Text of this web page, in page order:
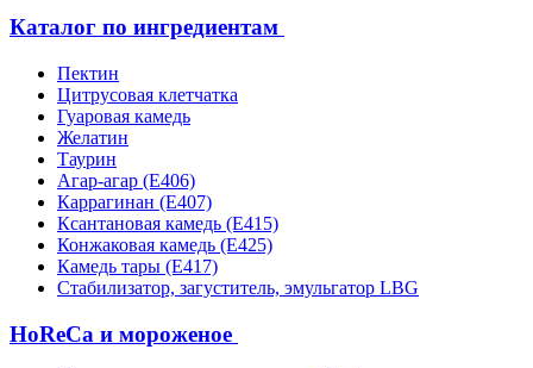
Каталог по ингредиентам
Пектин
Цитрусовая клетчатка
Гуаровая камедь
Желатин
Таурин
Агар-агар (Е406)
Каррагинан (Е407)
Ксантановая камедь (Е415)
Конжаковая камедь (Е425)
Камедь тары (Е417)
Стабилизатор, загуститель, эмульгатор LBG
HoReCa и мороженое